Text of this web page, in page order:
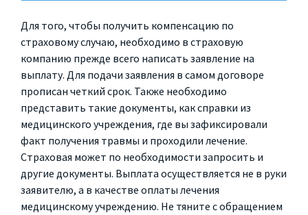
Для того, чтобы получить компенсацию по
страховому случаю, необходимо в страховую
компанию прежде всего написать заявление на
выплату. Для подачи заявления в самом договоре
прописан четкий срок. Также необходимо
представить такие документы, как справки из
медицинского учреждения, где вы зафиксировали
факт получения травмы и проходили лечение.
Страховая может по необходимости запросить и
другие документы. Выплата осуществляется не в руки
заявителю, а в качестве оплаты лечения
медицинскому учреждению. Не тяните с обращением